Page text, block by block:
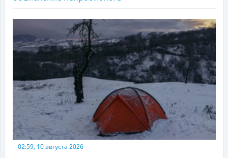
02:59, 10 августа 2026